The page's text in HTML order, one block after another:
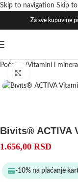
Skip to navigation Skip
Za sve kupovine
Početna /Vitamini i
Bivits® ACTIVA
1.656,00 RSD
-10% na plaćanje